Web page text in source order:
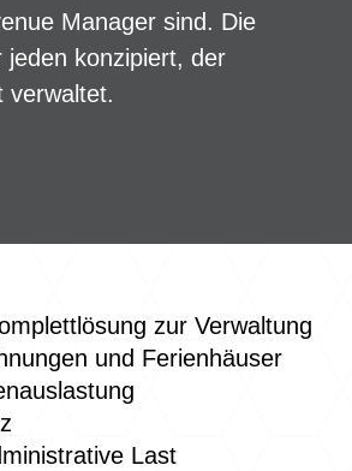
Manager sind. Die
jeden konzipiert, der
verwaltet.
zur Verwaltung
und Ferienhäuser
Last